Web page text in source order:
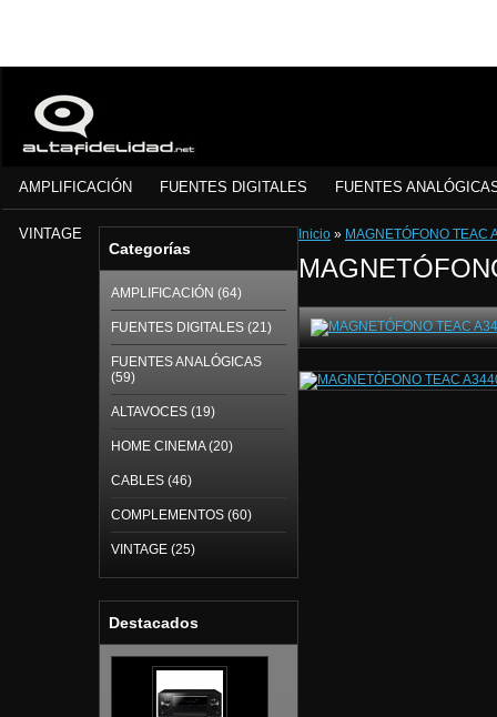
AMPLIFICACIÓN FUENTES DIGITALES FUENTES
VINTAGE
Categorías
AMPLIFICACIÓN (64)
FUENTES DIGITALES (21)
FUENTES ANALÓGICAS
(59)
ALTAVOCES (19)
HOME CINEMA (20)
CABLES (46)
COMPLEMENTOS (60)
VINTAGE (25)
Destacados
Inicio » MAGNETÓFONO TEAC